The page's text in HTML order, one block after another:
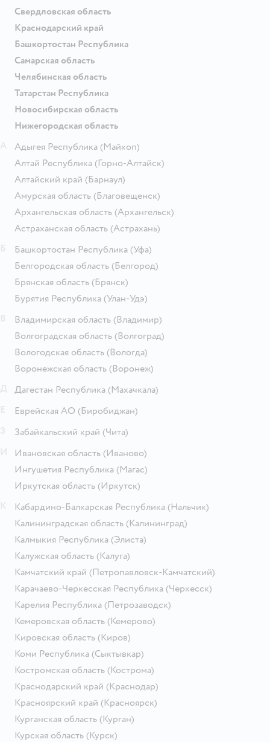
Свердловская область
Краснодарский край
Башкортостан Республика
Самарская область
Челябинская область
Татарстан Республика
Новосибирская область
Нижегородская область
Адыгея Республика (Майкоп)
Алтай Республика (Горно-Алтайск)
Алтайский край (Барнаул)
Амурская область (Благовещенск)
Архангельская область (Архангельск)
Астраханская область (Астрахань)
Башкортостан Республика (Уфа)
Белгородская область (Белгород)
Брянская область (Брянск)
Бурятия Республика (Улан-Удэ)
Владимирская область (Владимир)
Волгоградская область (Волгоград)
Вологодская область (Вологда)
Воронежская область (Воронеж)
Дагестан Республика (Махачкала)
Еврейская АО (Биробиджан)
Забайкальский край (Чита)
Ивановская область (Иваново)
Ингушетия Республика (Магас)
Иркутская область (Иркутск)
Кабардино-Балкарская Республика (Нальчик)
Калининградская область (Калининград)
Калмыкия Республика (Элиста)
Калужская область (Калуга)
Камчатский край (Петропавловск-Камчатский)
Карачаево-Черкесская Республика (Черкесск)
Карелия Республика (Петрозаводск)
Кемеровская область (Кемерово)
Кировская область (Киров)
Коми Республика (Сыктывкар)
Костромская область (Кострома)
Краснодарский край (Краснодар)
Красноярский край (Красноярск)
Курганская область (Курган)
Курская область (Курск)